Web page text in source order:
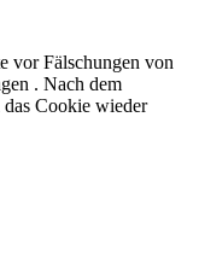
vor Fälschungen von
. Nach dem
Cookie wieder